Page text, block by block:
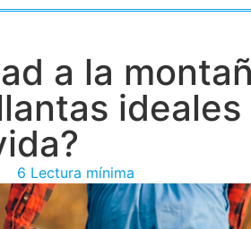
a la
6 Lectura mínima